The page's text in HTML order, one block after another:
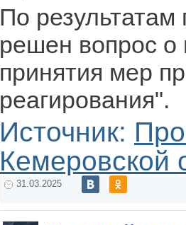
По результатам
решен вопрос о
принятия мер
реагирования".
Источник:
Кемеровской
31.03.2025